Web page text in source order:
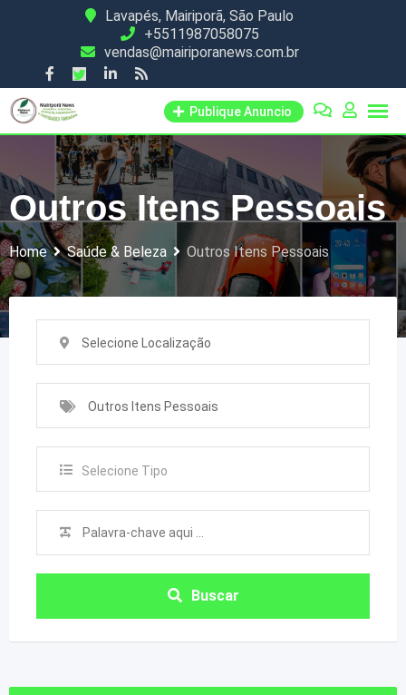
content
Lavapés, Mairiporã, São Paulo
+5511987058075
vendas@mairiporanews.com.br
Publique Anuncio
Outros Itens Pessoais
Home Saúde & Beleza Outros Itens Pessoais
Selecione Localização
Outros Itens Pessoais
Selecione Tipo
Buscar